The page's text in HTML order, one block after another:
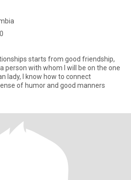
starts from good friendship,
person with whom I will be on the one
lady, I know how to connect
of humor and good manners